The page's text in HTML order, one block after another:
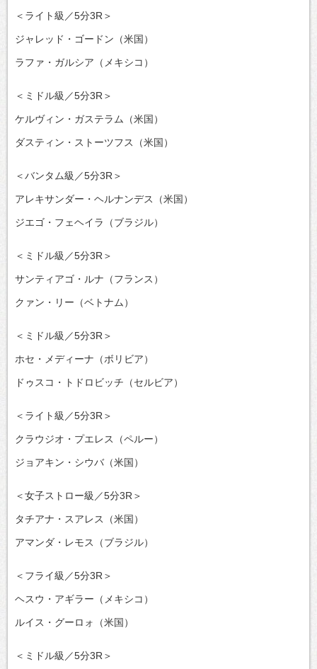
＜ライト級／5分3R＞
ジャレッド・ゴードン（米国）
ラファ・ガルシア（メキシコ）
＜ミドル級／5分3R＞
ケルヴィン・ガステラム（米国）
ダスティン・ストーツフス（米国）
＜バンタム級／5分3R＞
アレキサンダー・ヘルナンデス（米国）
ジエゴ・フェヘイラ（ブラジル）
＜ミドル級／5分3R＞
サンティアゴ・ルナ（フランス）
クァン・リー（ベトナム）
＜ミドル級／5分3R＞
ホセ・メディーナ（ボリビア）
ドゥスコ・トドロビッチ（セルビア）
＜ライト級／5分3R＞
クラウジオ・プエレス（ペルー）
ジョアキン・シウバ（米国）
＜女子ストロー級／5分3R＞
タチアナ・スアレス（米国）
アマンダ・レモス（ブラジル）
＜フライ級／5分3R＞
ヘスウ・アギラー（メキシコ）
ルイス・グーロォ（米国）
＜ミドル級／5分3R＞